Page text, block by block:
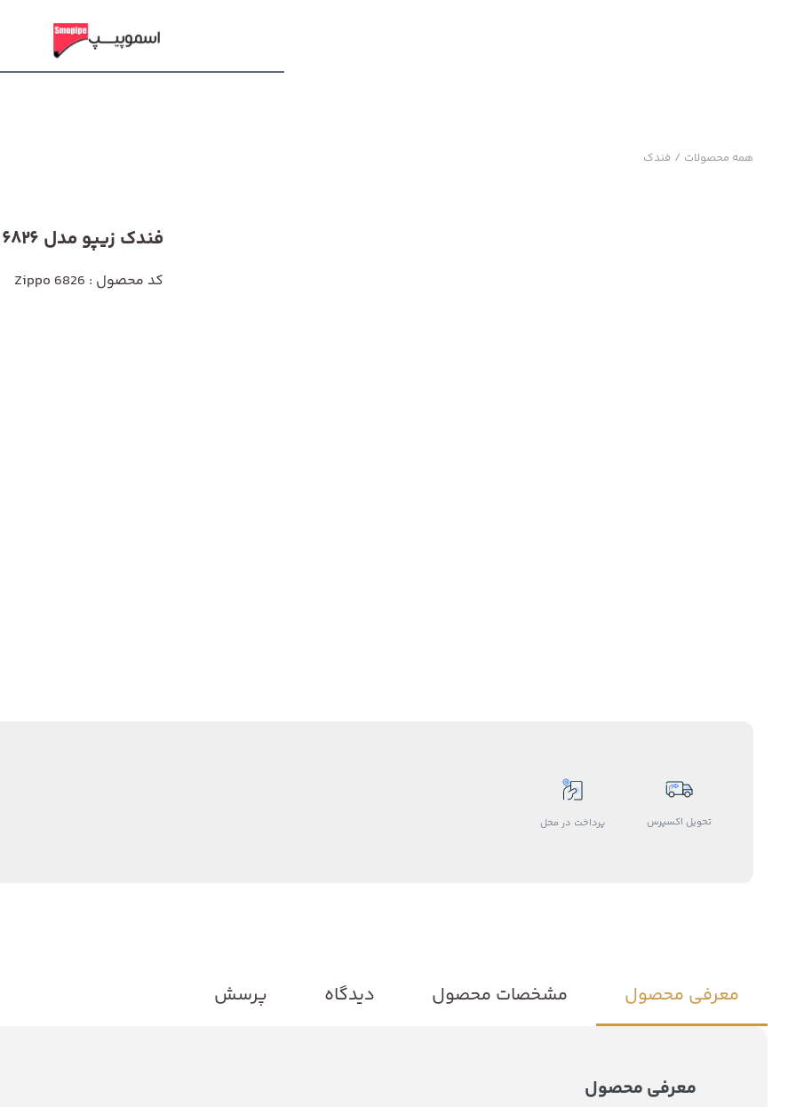
همه محصولات / فندک
فندک زیپو مدل 6826
کد محصول : Zippo 6826
تحویل اکسپرس پرداخت در محل
معرفی محصول مشخصات محصول دیدگاه پرسش
معرفی محصول